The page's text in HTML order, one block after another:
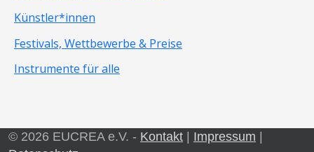
Künstler*innen
Festivals, Wettbewerbe & Preise
Instrumente für alle
© 2026 EUCREA e.V. - Kontakt Impressum